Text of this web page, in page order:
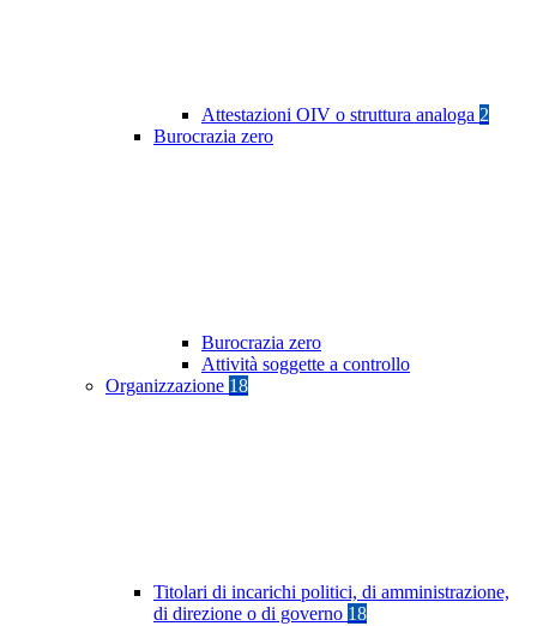
Attestazioni OIV o struttura analoga 2
Burocrazia zero
Burocrazia zero
Attività soggette a controllo
Organizzazione 18
Titolari di incarichi politici, di amministrazione,
di direzione o di governo 18